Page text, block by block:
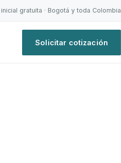
gratuita · Bogotá y toda Colombia
Solicitar cotización